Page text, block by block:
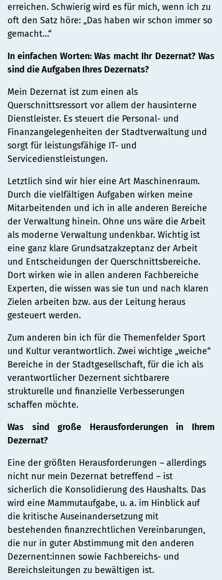
erreichen. Schwierig wird es für mich, wenn ich zu
oft den Satz höre: „Das haben wir schon immer so
gemacht…“
In einfachen Worten: Was macht Ihr Dezernat? Was
sind die Aufgaben Ihres Dezernats?
Mein Dezernat ist zum einen als
Querschnittsressort vor allem der hausinterne
Dienstleister. Es steuert die Personal- und
Finanzangelegenheiten der Stadtverwaltung und
sorgt für leistungsfähige IT- und
Servicedienstleistungen.
Letztlich sind wir hier eine Art Maschinenraum.
Durch die vielfältigen Aufgaben wirken meine
Mitarbeitenden und ich in alle anderen Bereiche
der Verwaltung hinein. Ohne uns wäre die Arbeit
als moderne Verwaltung undenkbar. Wichtig ist
eine ganz klare Grundsatzakzeptanz der Arbeit
und Entscheidungen der Querschnittsbereiche.
Dort wirken wie in allen anderen Fachbereiche
Experten, die wissen was sie tun und nach klaren
Zielen arbeiten bzw. aus der Leitung heraus
gesteuert werden.
Zum anderen bin ich für die Themenfelder Sport
und Kultur verantwortlich. Zwei wichtige „weiche“
Bereiche in der Stadtgesellschaft, für die ich als
verantwortlicher Dezernent sichtbarere
strukturelle und finanzielle Verbesserungen
schaffen möchte.
Was sind große Herausforderungen in Ihrem
Dezernat?
Eine der größten Herausforderungen – allerdings
nicht nur mein Dezernat betreffend – ist
sicherlich die Konsolidierung des Haushalts. Das
wird eine Mammutaufgabe, u. a. im Hinblick auf
die kritische Auseinandersetzung mit
bestehenden finanzrechtlichen Vereinbarungen,
die nur in guter Abstimmung mit den anderen
Dezernent:innen sowie Fachbereichs- und
Bereichsleitungen zu bewältigen ist.